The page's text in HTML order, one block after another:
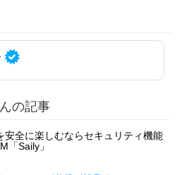
の記事
安全に楽しむならセキュリティ機能
「Saily」